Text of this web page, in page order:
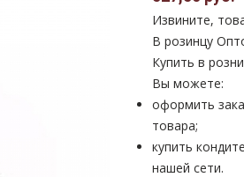
Извините,
В розинцу
Купить в
Вы можете:
оформить
товара;
купить
нашей сети.